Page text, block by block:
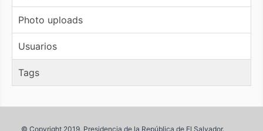
Photo uploads
Usuarios
Tags
© Copyright 2019. Presidencia de la República de El Salvador.